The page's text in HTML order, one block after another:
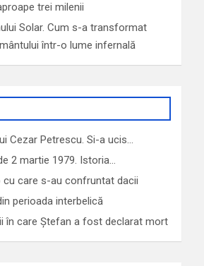
trei milenii
Solar. Cum s-a transformat
într-o lume infernală
Cezar Petrescu. Si-a ucis…
2 martie 1979. Istoria…
cu care s-au confruntat dacii
perioada interbelică
în care Ștefan a fost declarat mort